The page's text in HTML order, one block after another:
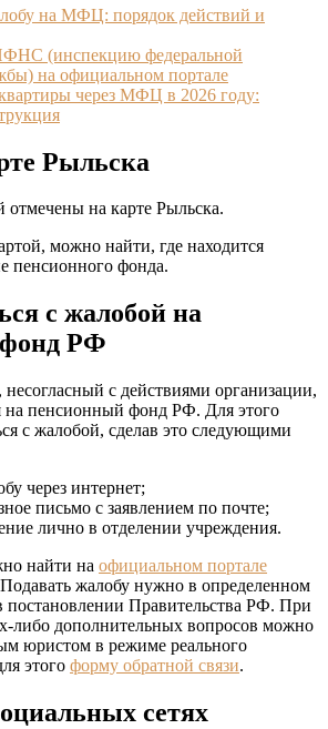
на МФЦ: порядок действий и
(инспекцию федеральной
на официальном портале
через МФЦ в 2026 году:
Рыльска
отмечены на карте Рыльска.
можно найти, где находится
пенсионного фонда.
с жалобой на
РФ
с действиями организации,
на пенсионный фонд РФ. Для этого
с жалобой, сделав это следующими
через интернет;
письмо с заявлением по почте;
лично в отделении учреждения.
найти на официальном портале
жалобу нужно в определенном
постановлении Правительства РФ. При
либо дополнительных вопросов можно
юристом в режиме реального
этого форму обратной связи.
сетях